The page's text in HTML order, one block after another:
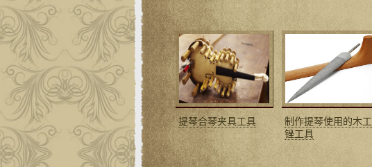
提琴合琴夹具工具
制作提琴使用的木工
锉工具